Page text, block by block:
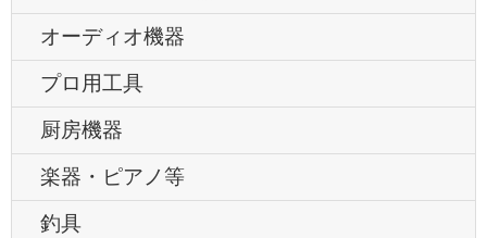
オーディオ機器
プロ用工具
厨房機器
楽器・ピアノ等
釣具